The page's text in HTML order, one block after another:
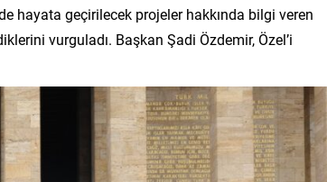
hayata geçirilecek projeler hakkında bilgi veren
vurguladı. Başkan Şadi Özdemir, Özel’i